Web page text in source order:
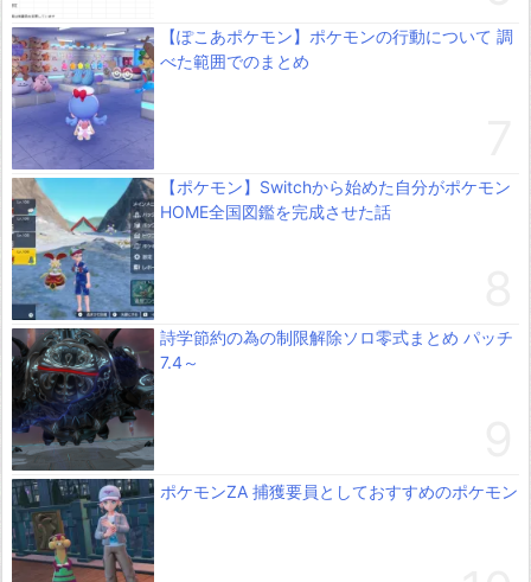
【ぽこあポケモン】ポケモンの行動について 調
べた範囲でのまとめ
【ポケモン】Switchから始めた自分がポケモン
HOME全国図鑑を完成させた話
詩学節約の為の制限解除ソロ零式まとめ パッチ
7.4～
ポケモンZA 捕獲要員としておすすめのポケモン